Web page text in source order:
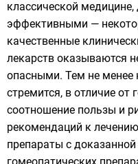
классической
эффективными —
качественные
лекарств оказываются
опасными. Тем не менее
стремится, в отличие от
соотношение пользы и
рекомендаций к
препараты с